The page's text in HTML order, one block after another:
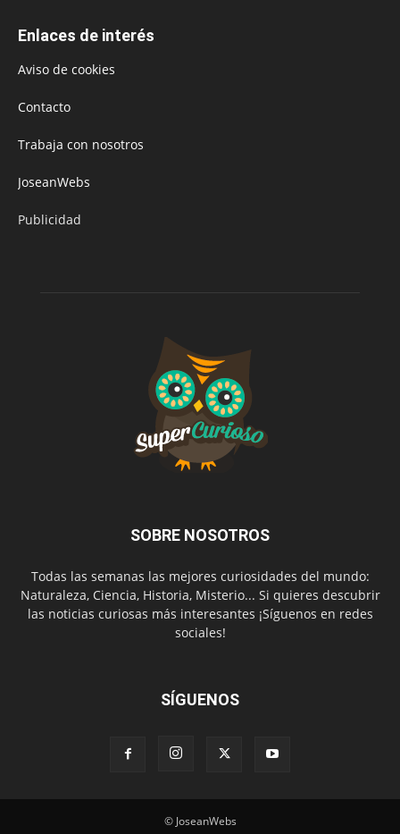
Enlaces de interés
Aviso de cookies
Contacto
Trabaja con nosotros
JoseanWebs
Publicidad
SOBRE NOSOTROS
Todas las semanas las mejores curiosidades del mundo:
Naturaleza, Ciencia, Historia, Misterio... Si quieres descubrir
las noticias curiosas más interesantes ¡Síguenos en redes
sociales!
SÍGUENOS
© JoseanWebs